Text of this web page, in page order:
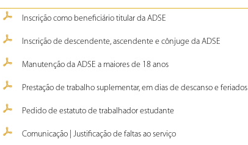
Inscrição como beneficiário titular da ADSE
Inscrição de descendente, ascendente e cônjuge da ADSE
Manutenção da ADSE a maiores de 18 anos
Prestação de trabalho suplementar, em dias de descanso e feriados
Pedido de estatuto de trabalhador estudante
Comunicação | Justificação de faltas ao serviço